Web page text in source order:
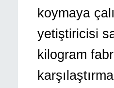
koymaya
yetiştiricisi
kilogram